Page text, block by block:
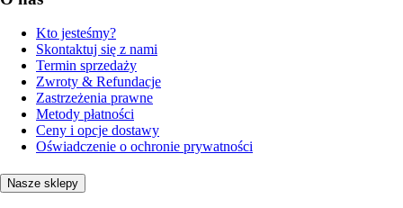
Kto jesteśmy?
Skontaktuj się z nami
Termin sprzedaży
Zwroty & Refundacje
Zastrzeżenia prawne
Metody płatności
Ceny i opcje dostawy
Oświadczenie o ochronie prywatności
Nasze sklepy